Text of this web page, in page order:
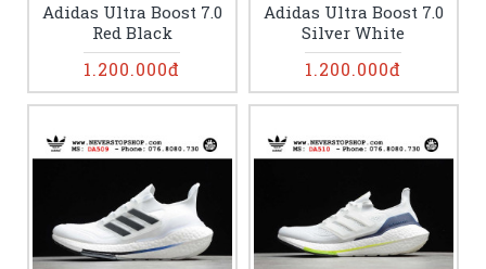
Adidas Ultra Boost 7.0
Red Black
1.200.000đ
Adidas Ultra Boost 7.0
Silver White
1.200.000đ